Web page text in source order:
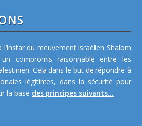
du mouvement israélien Shalom
compromis raisonnable entre les
Cela dans le but de répondre à
légitimes, dans la sécurité pour
la base des principes suivants...